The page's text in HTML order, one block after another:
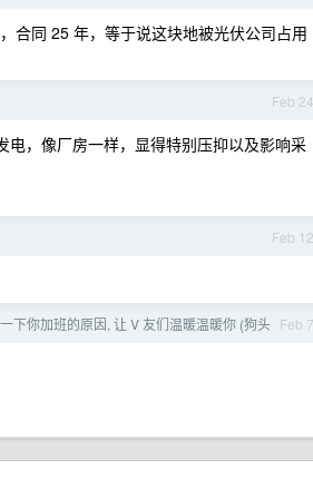
合同 25 年，等于说这块地被光伏公司占用
Feb 24
，像厂房一样，显得特别压抑以及影响采
Feb 12
Feb 7
下你加班的原因, 让 V 友们温暖温暖你 (狗头